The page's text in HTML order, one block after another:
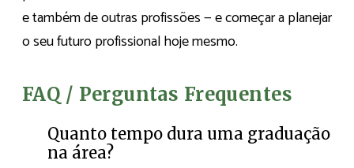
e também de outras profissões — e começar a planejar
o seu futuro profissional hoje mesmo.
FAQ / Perguntas Frequentes
Quanto tempo dura uma graduação
na área?